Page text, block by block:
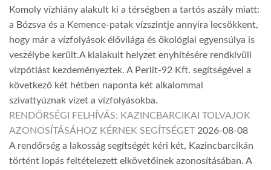
Komoly vízhiány alakult ki a térségben a tartós aszály miatt:
a Bózsva és a Kemence-patak vízszintje annyira lecsökkent,
hogy már a vízfolyások élővilága és ökológiai egyensúlya is
veszélybe került.A kialakult helyzet enyhítésére rendkívüli
vízpótlást kezdeményeztek. A Perlit-92 Kft. segítségével a
következő két hétben naponta két alkalommal
szivattyúznak vizet a vízfolyásokba.
RENDŐRSÉGI FELHÍVÁS: KAZINCBARCIKAI TOLVAJOK
AZONOSÍTÁSÁHOZ KÉRNEK SEGÍTSÉGET 2026-08-08
A rendőrség a lakosság segítségét kéri két, Kazincbarcikán
történt lopás feltételezett elkövetőinek azonosításában. A